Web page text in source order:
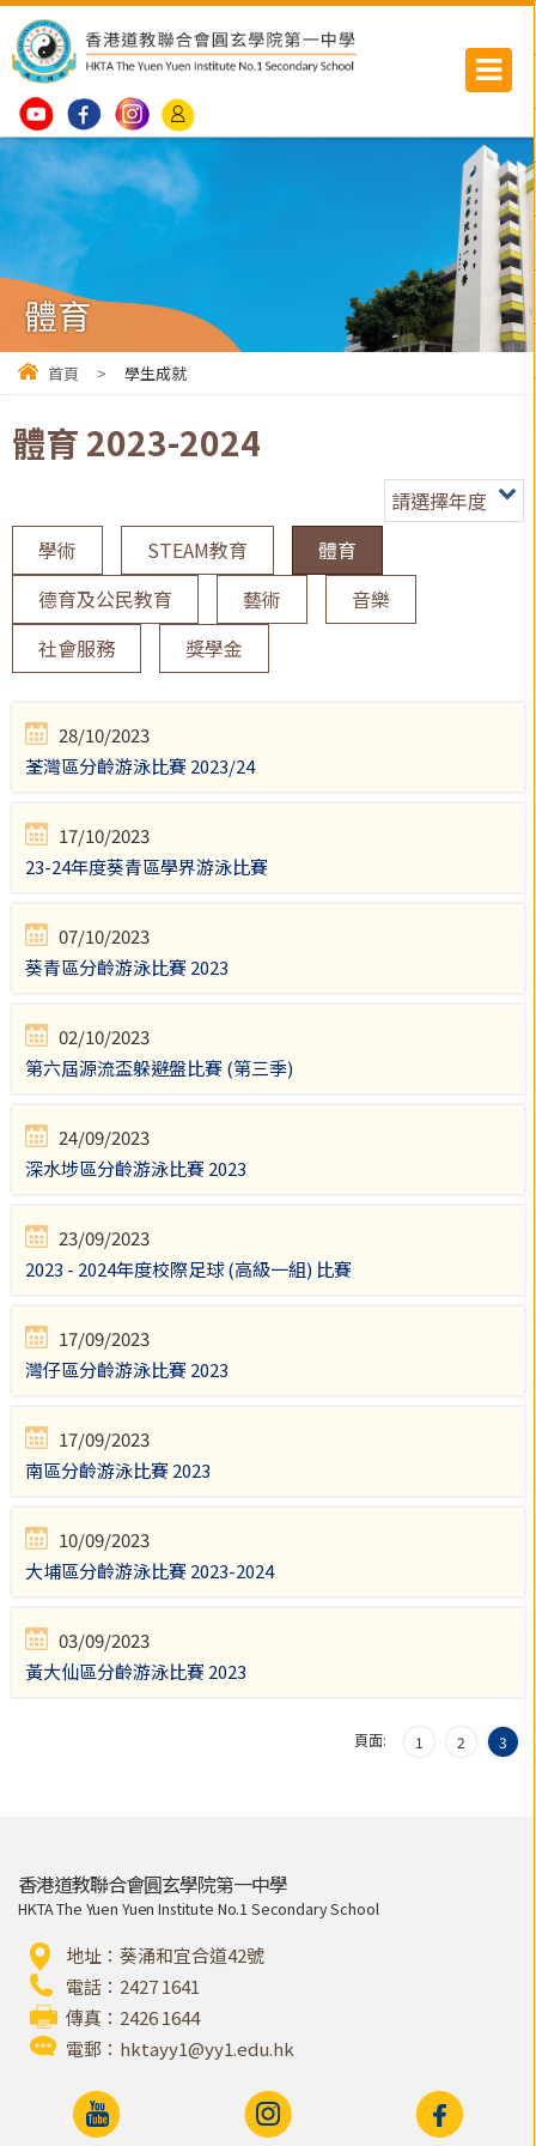
體育
首頁 > 學生成就
體育 2023-2024
請選擇年度
學術
STEAM教育
體育
德育及公民教育
藝術
音樂
社會服務
獎學金
28/10/2023
荃灣區分齡游泳比賽 2023/24
17/10/2023
23-24年度葵青區學界游泳比賽
07/10/2023
葵青區分齡游泳比賽 2023
02/10/2023
第六屆源流盃躲避盤比賽 (第三季)
24/09/2023
深水埗區分齡游泳比賽 2023
23/09/2023
2023 - 2024年度校際足球 (高級一組) 比賽
17/09/2023
灣仔區分齡游泳比賽 2023
17/09/2023
南區分齡游泳比賽 2023
10/09/2023
大埔區分齡游泳比賽 2023-2024
03/09/2023
黃大仙區分齡游泳比賽 2023
頁面: 1 2 3
香港道教聯合會圓玄學院第一中學
HKTA The Yuen Yuen Institute No.1 Secondary School
地址：葵涌和宜合道42號
電話：2427 1641
傳真：2426 1644
電郵： hktayy1@yy1.edu.hk